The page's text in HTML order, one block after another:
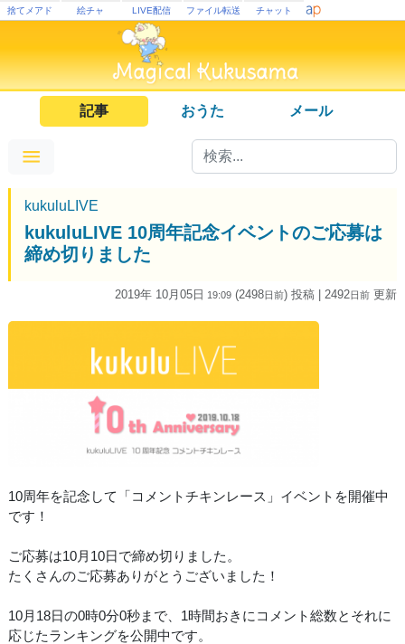
捨てメアド 絵チャ LIVE配信 ファイル転送 チャット
記事 おうた メール
kukuluLIVE
kukuluLIVE 10周年記念イベントのご応募は
締め切りました
2019年 10月05日 19:09 (2498日前) 投稿 | 2492日前 更新
10周年を記念して「コメントチキンレース」イベントを開催中
です！
ご応募は10月10日で締め切りました。
たくさんのご応募ありがとうございました！
10月18日の0時0分0秒まで、1時間おきにコメント総数とそれに
応じたランキングを公開中です。